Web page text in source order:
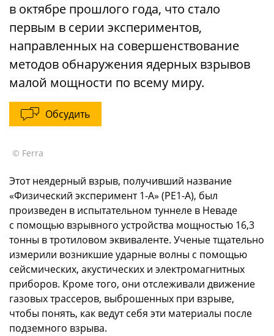
в октябре прошлого года, что стало
первым в серии экспериментов,
направленных на совершенствование
методов обнаружения ядерных взрывов
малой мощности по всему миру.
Обсудить
© Ferra
Этот неядерный взрыв, получивший название
«Физический эксперимент 1-A» (PE1-A), был
произведен в испытательном туннеле в Неваде
с помощью взрывного устройства мощностью 16,3
тонны в тротиловом эквиваленте. Ученые тщательно
измерили возникшие ударные волны с помощью
сейсмических, акустических и электромагнитных
приборов. Кроме того, они отслеживали движение
газовых трассеров, выброшенных при взрыве,
чтобы понять, как ведут себя эти материалы после
подземного взрыва.